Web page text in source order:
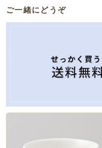
ご一緒にどうぞ